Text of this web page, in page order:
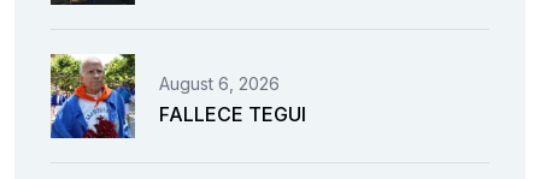
August 6, 2026
FALLECE TEGUI